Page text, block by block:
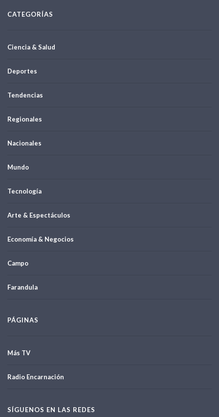
CATEGORÍAS
Ciencia & Salud
Deportes
Tendencias
Regionales
Nacionales
Mundo
Tecnología
Arte & Espectáculos
Economía & Negocios
Campo
Farandula
PÁGINAS
Más TV
Radio Encarnación
SÍGUENOS EN LAS REDES